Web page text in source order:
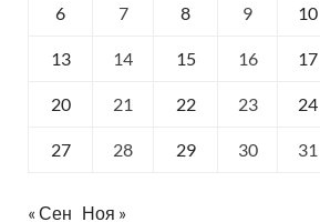
6 7 8 9 10
13 14 15 16 17
20 21 22 23 24
27 28 29 30 31
« Сен Ноя »